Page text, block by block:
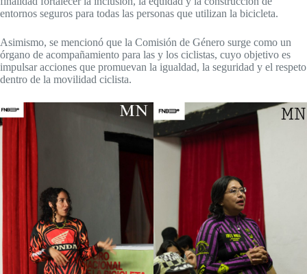
entornos seguros para todas las personas que utilizan la bicicleta.
Asimismo, se mencionó que la Comisión de Género surge como un
órgano de acompañamiento para las y los ciclistas, cuyo objetivo es
impulsar acciones que promuevan la igualdad, la seguridad y el respeto
dentro de la movilidad ciclista.